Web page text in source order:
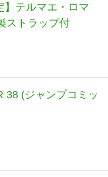
】テルマエ・ロマ
ストラップ付
38 (ジャンプコミッ